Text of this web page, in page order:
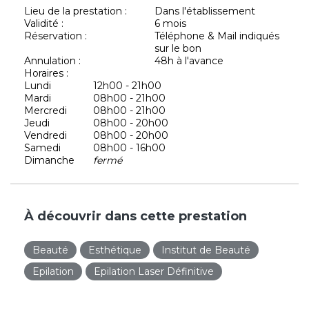
Lieu de la prestation :
Dans l'établissement
Validité :
6 mois
Réservation :
Téléphone & Mail indiqués
sur le bon
Annulation :
48h à l'avance
Horaires :
Lundi
12h00 - 21h00
Mardi
08h00 - 21h00
Mercredi
08h00 - 21h00
Jeudi
08h00 - 20h00
Vendredi
08h00 - 20h00
Samedi
08h00 - 16h00
Dimanche
fermé
À découvrir dans cette prestation
Beauté Esthétique
Institut de Beauté
Epilation
Epilation Laser Définitive